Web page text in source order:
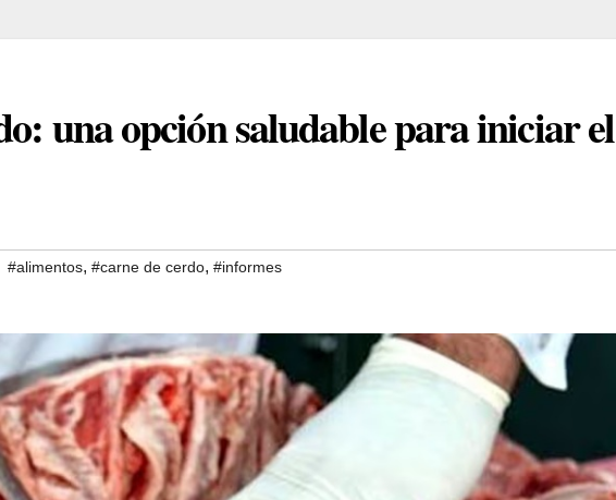
una opción saludable para iniciar el
#alimentos, #carne de cerdo, #informes